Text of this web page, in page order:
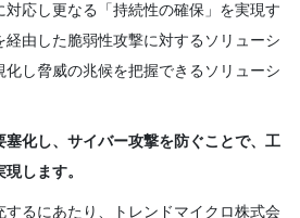
応し更なる「持続性の確保」を実現す
由した脆弱性攻撃に対するソリューシ
化し脅威の兆候を把握できるソリューシ
塞化し、サイバー攻撃を防ぐことで、工
します。
るにあたり、トレンドマイクロ株式会